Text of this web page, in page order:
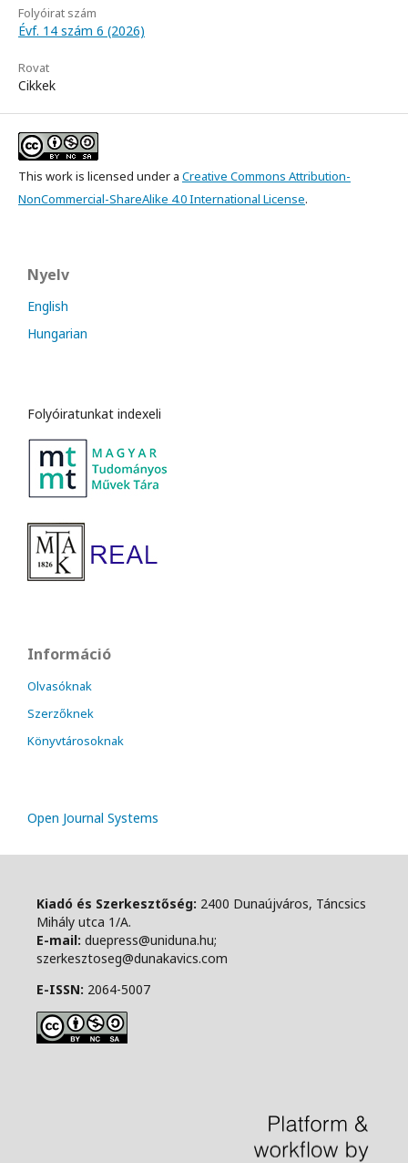
Folyóirat szám
Évf. 14 szám 6 (2026)
Rovat
Cikkek
This work is licensed under a Creative Commons Attribution-
NonCommercial-ShareAlike 4.0 International License.
Nyelv
English
Hungarian
Folyóiratunkat indexeli
Információ
Olvasóknak
Szerzőknek
Könyvtárosoknak
Open Journal Systems
Kiadó és Szerkesztőség: 2400 Dunaújváros, Táncsics
Mihály utca 1/A.
E-mail: duepress@uniduna.hu;
szerkesztoseg@dunakavics.com
E-ISSN: 2064-5007